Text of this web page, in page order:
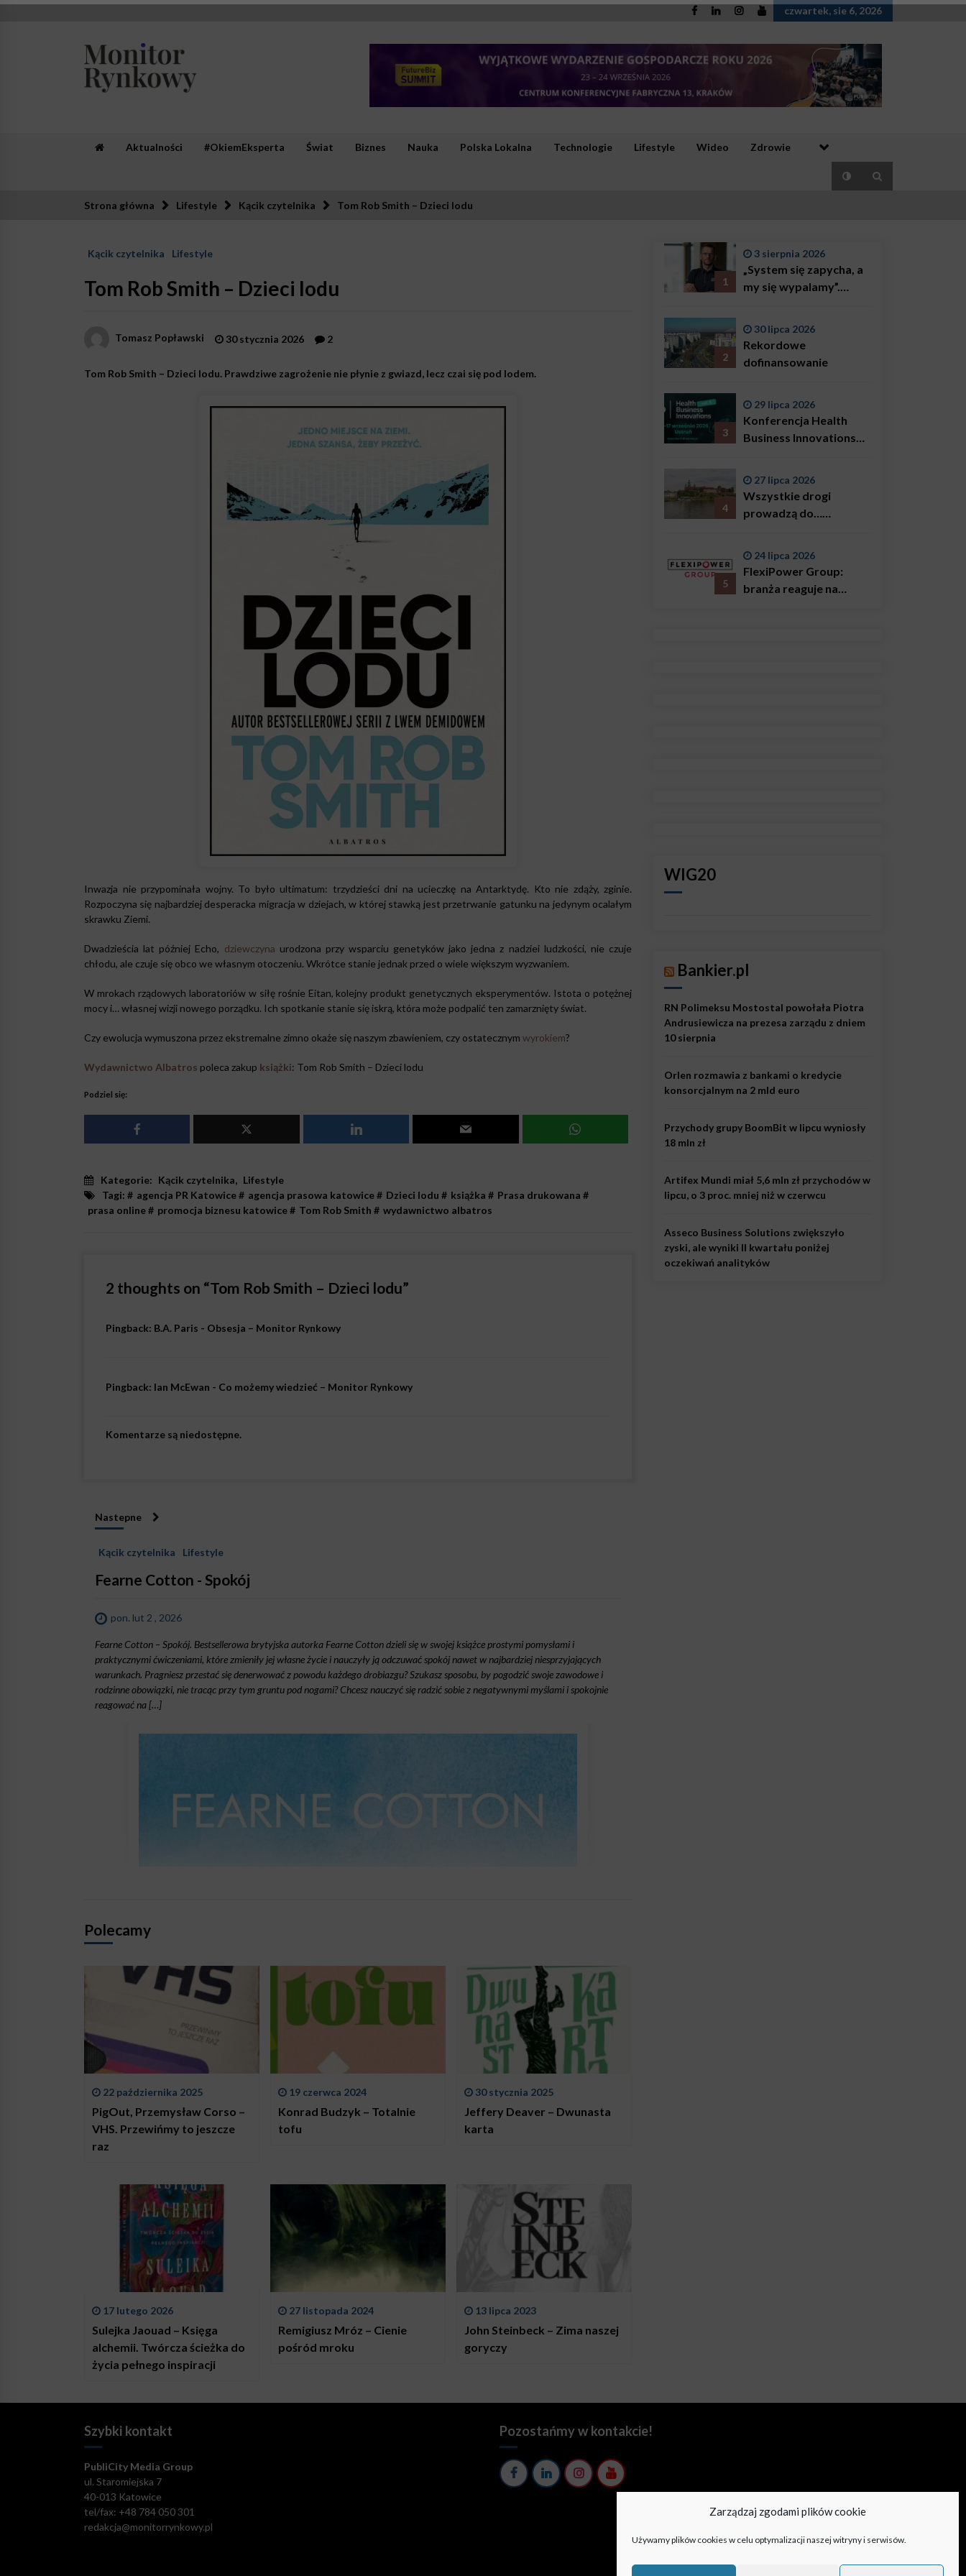
Zarządzaj zgodami plików cookie
Używamy plików cookies w celu optymalizacji naszej witryny i serwisów.
Skip
czwartek, sie 6, 2026
Aktualności #OkiemEksperta Świat Biznes Nauka Polska Lokalna Technologie Lifestyle Wideo Zdrowie
Strona główna Lifestyle Kącik czytelnika Tom Rob Smith – Dzieci lodu
Kącik czytelnika Lifestyle
Tom Rob Smith – Dzieci lodu
Tomasz Popławski 30 stycznia 2026 2
Tom Rob Smith – Dzieci lodu. Prawdziwe zagrożenie nie płynie z gwiazd, lecz czai się pod lodem.
Inwazja nie przypominała wojny. To było ultimatum: trzydzieści dni na ucieczkę na Antarktydę. Kto nie zdąży, zginie.
Rozpoczyna się najbardziej desperacka migracja w dziejach, w której stawką jest przetrwanie gatunku na jedynym ocalałym
skrawku Ziemi.
Dwadzieścia lat później Echo, dziewczyna urodzona przy wsparciu genetyków jako jedna z nadziei ludzkości, nie czuje
chłodu, ale czuje się obco we własnym otoczeniu. Wkrótce stanie jednak przed o wiele większym wyzwaniem.
W mrokach rządowych laboratoriów w siłę rośnie Eitan, kolejny produkt genetycznych eksperymentów. Istota o potężnej
mocy i… własnej wizji nowego porządku. Ich spotkanie stanie się iskrą, która może podpalić ten zamarznięty świat.
Czy ewolucja wymuszona przez ekstremalne zimno okaże się naszym zbawieniem, czy ostatecznym wyrokiem?
Wydawnictwo Albatros poleca zakup książki: Tom Rob Smith – Dzieci lodu
Podziel się:
Kategorie: Kącik czytelnika, Lifestyle
Tagi: # agencja PR Katowice# agencja prasowa katowice# Dzieci lodu # książka # Prasa drukowana #
prasa online# promocja biznesu katowice# Tom Rob Smith # wydawnictwo albatros
2 thoughts on “Tom Rob Smith – Dzieci lodu”
Pingback: B.A. Paris - Obsesja – Monitor Rynkowy
Pingback: Ian McEwan - Co możemy wiedzieć – Monitor Rynkowy
Komentarze są niedostępne.
Nastepne
Kącik czytelnika Lifestyle
Fearne Cotton - Spokój
pon. lut 2 , 2026
Fearne Cotton – Spokój. Bestsellerowa brytyjska autorka Fearne Cotton dzieli się w swojej książce prostymi pomysłami i
praktycznymi ćwiczeniami, które zmieniły jej własne życie i nauczyły ją odczuwać spokój nawet w najbardziej niesprzyjających
warunkach. Pragniesz przestać się denerwować z powodu każdego drobiazgu? Szukasz sposobu, by pogodzić swoje zawodowe i
rodzinne obowiązki, nie tracąc przy tym gruntu pod nogami? Chcesz nauczyć się radzić sobie z negatywnymi myślami i spokojnie
reagować na […]
Polecamy
22 października 2025
PigOut, Przemysław Corso –
VHS. Przewińmy to jeszcze
raz
19 czerwca 2024
Konrad Budzyk – Totalnie
tofu
30 stycznia 2025
Jeffery Deaver – Dwunasta
karta
17 lutego 2026
Sulejka Jaouad – Księga
alchemii. Twórcza ścieżka do
życia pełnego inspiracji
27 listopada 2024
Remigiusz Mróz – Cienie
pośród mroku
13 lipca 2023
John Steinbeck – Zima naszej
goryczy
1
3 sierpnia 2026
„System się zapycha, a
my się wypalamy”.
Bączkowski, mówi
wprost: problemem są
2
30 lipca 2026
Rekordowe
dofinansowanie
3
29 lipca 2026
Konferencja Health
Business Innovations
4
27 lipca 2026
Wszystkie drogi
prowadzą do…
5
24 lipca 2026
FlexiPower Group:
branża reaguje na
WIG20
Bankier.pl
RN Polimeksu Mostostal powołała Piotra
Andrusiewicza na prezesa zarządu z dniem
10 sierpnia
Orlen rozmawia z bankami o kredycie
konsorcjalnym na 2 mld euro
Przychody grupy BoomBit w lipcu wyniosły
18 mln zł
Artifex Mundi miał 5,6 mln zł przychodów w
lipcu, o 3 proc. mniej niż w czerwcu
Asseco Business Solutions zwiększyło
zyski, ale wyniki II kwartału poniżej
oczekiwań analityków
Szybki kontakt
PubliCity Media Group
ul. Staromiejska 7
40-013 Katowice
tel/fax: +48 784 050 301
redakcja@monitorrynkowy.pl
Pozostańmy w kontakcie!